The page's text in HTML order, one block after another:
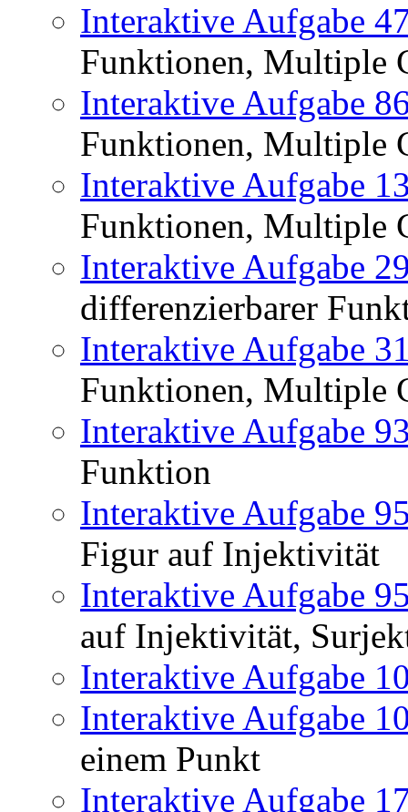
Interaktive Aufgabe
Funktionen, Multiple
Interaktive Aufgabe
Funktionen, Multiple
Interaktive Aufgabe
Funktionen, Multiple
Interaktive Aufgabe
differenzierbarer
Interaktive Aufgabe
Funktionen, Multiple
Interaktive Aufgabe
Funktion
Interaktive Aufgabe
Figur auf Injektivität
Interaktive Aufgabe
auf Injektivität,
Interaktive Aufgabe
Interaktive Aufgabe
einem Punkt
Interaktive Aufgabe